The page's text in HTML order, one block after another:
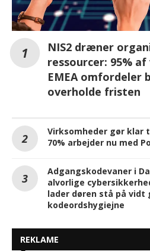
NIS2 dræner
ressourcer: 95%
EMEA
overholde fristen
Virksomheder gør klar
70% arbejder nu med
Adgangskodevaner i
alvorlige
lader døren stå på vidt
kodeordshygiejne
REKLAME